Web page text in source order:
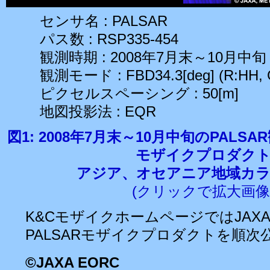
センサ名 : PALSAR
パス数 : RSP335-454
観測時期 : 2008年7月末～10月中旬
観測モード : FBD34.3[deg] (R:HH,
ピクセルスペーシング : 50[m]
地図投影法 : EQR
図1: 2008年7月末～10月中旬の
モザイクプロダク
アジア、オセアニア地域カ
(クリックで拡大画
K&Cモザイクホームページでは
PALSARモザイクプロダクトを順次
©JAXA EORC